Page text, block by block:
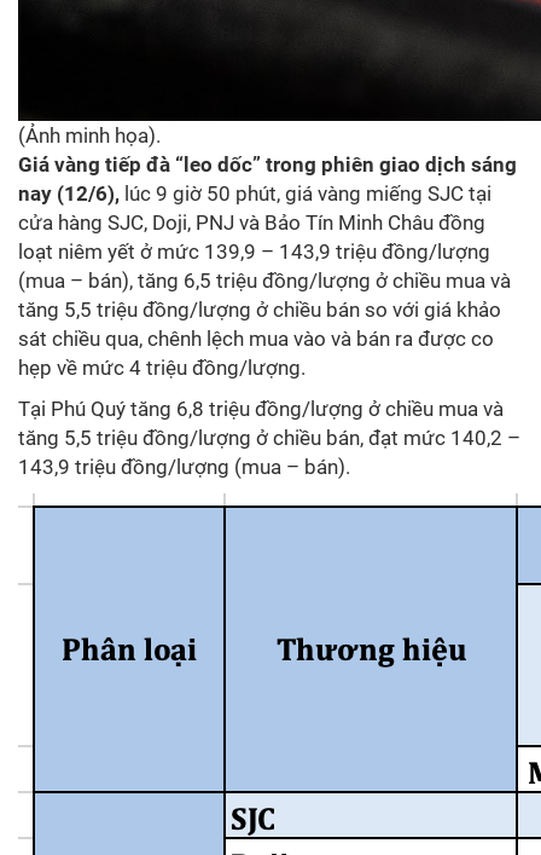
(Ảnh minh họa).
Giá vàng tiếp đà “leo dốc” trong phiên giao dịch sáng
nay (12/6), lúc 9 giờ 50 phút, giá vàng miếng SJC tại
cửa hàng SJC, Doji, PNJ và Bảo Tín Minh Châu đồng
loạt niêm yết ở mức 139,9 – 143,9 triệu đồng/lượng
(mua – bán), tăng 6,5 triệu đồng/lượng ở chiều mua và
tăng 5,5 triệu đồng/lượng ở chiều bán so với giá khảo
sát chiều qua, chênh lệch mua vào và bán ra được co
hẹp về mức 4 triệu đồng/lượng.
Tại Phú Quý tăng 6,8 triệu đồng/lượng ở chiều mua và
tăng 5,5 triệu đồng/lượng ở chiều bán, đạt mức 140,2 –
143,9 triệu đồng/lượng (mua – bán).